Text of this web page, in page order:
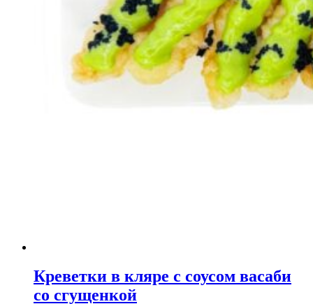
Креветки в кляре с соусом васаби
со сгущенкой